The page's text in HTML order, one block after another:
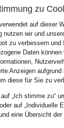
zu
auf dieser
nutzen wir und
zu verbessern
Daten
Anzeigen
diese für Sie zu
„Ich stimme zu“
auf „Individuelle
eine Übersicht